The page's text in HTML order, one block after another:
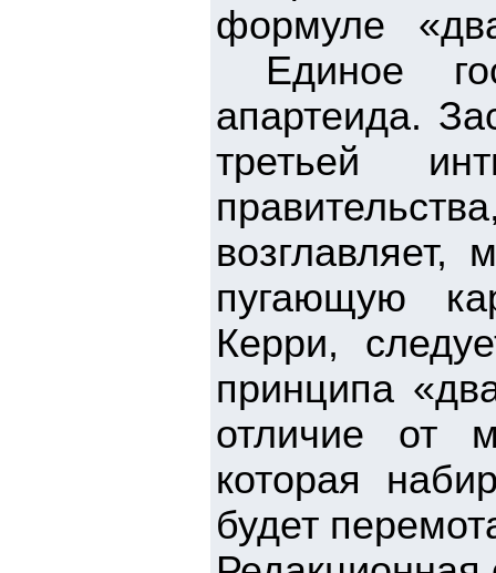
формуле
Единое
апартеида.
третьей
возглавляет,
пугающую
Керри,
принципа
отличие от
которая
будет